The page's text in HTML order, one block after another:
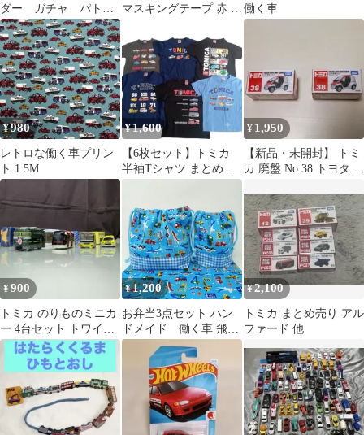
ダー ガチャ パトロ
ールカー 救急車
マスキングテープ 赤 パ
働く車
¥980
レトロな働く車プリン
ト 1.5M
¥1,600
【6枚セット】トミカ
半袖Tシャツ まとめ売
¥ 1,950
【新品・未開封】 トミ
カ 廃盤 No.38 トヨタ車
¥900
トミカ のりものミニカ
ー 4台セット トワイラ
イトエクスプレス
PORTRAM
¥1,200
お弁当3点セット ハン
ドメイド 働く車 飛行
機
¥2,100
トミカ まとめ売り アル
ファード 他